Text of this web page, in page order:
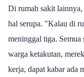
Di rumah sakit
hal serupa. "Kalau di
meninggal tiga. Semua
warga ketakutan,
kerja, dapat kabar ada